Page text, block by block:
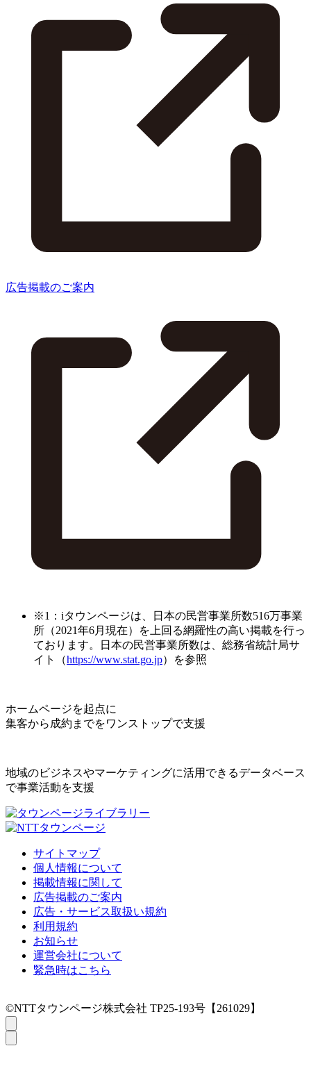
広告掲載のご案内
※1：iタウンページは、日本の民営事業所数516万事業
所（2021年6月現在）を上回る網羅性の高い掲載を行っ
ております。日本の民営事業所数は、総務省統計局サ
イト（https://www.stat.go.jp）を参照
ホームページを起点に
集客から成約までをワンストップで支援
地域のビジネスやマーケティングに活用できるデータベース
で事業活動を支援
サイトマップ
個人情報について
掲載情報に関して
広告掲載のご案内
広告・サービス取扱い規約
利用規約
お知らせ
運営会社について
緊急時はこちら
©NTTタウンページ株式会社 TP25-193号【261029】